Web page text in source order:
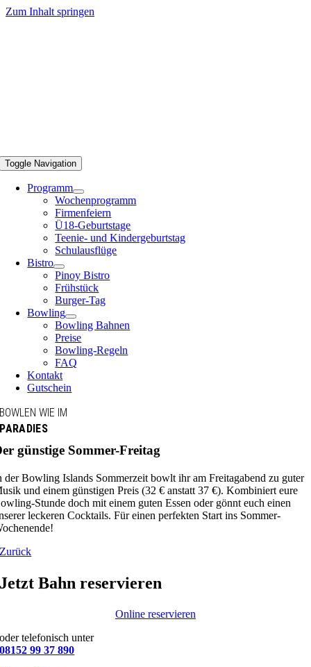
Zum Inhalt springen
Toggle Navigation
Programm
Wochenprogramm
Firmenfeiern
Ü18-Geburtstage
Teenie- und Kindergeburtstag
Schulausflüge
Bistro
Pinoy Bistro
Frühstück
Burger-Tag
Bowling
Bowling Bahnen
Preise
Bowling-Regeln
FAQ
Kontakt
Gutschein
BOWLEN WIE IM
PARADIES
günstige Sommer-Freitag
der Bowling Islands Sommerzeit bowlt ihr am Freitagabend zu guter
und einem günstigen Preis (32 € anstatt 37 €). Kombiniert eure
Stunde doch mit einem guten Essen oder gönnt euch einen
leckeren Cocktails. Für einen perfekten Start ins Sommer-
Zurück
Jetzt Bahn reservieren
Online reservieren
oder telefonisch unter
08152 99 37 890